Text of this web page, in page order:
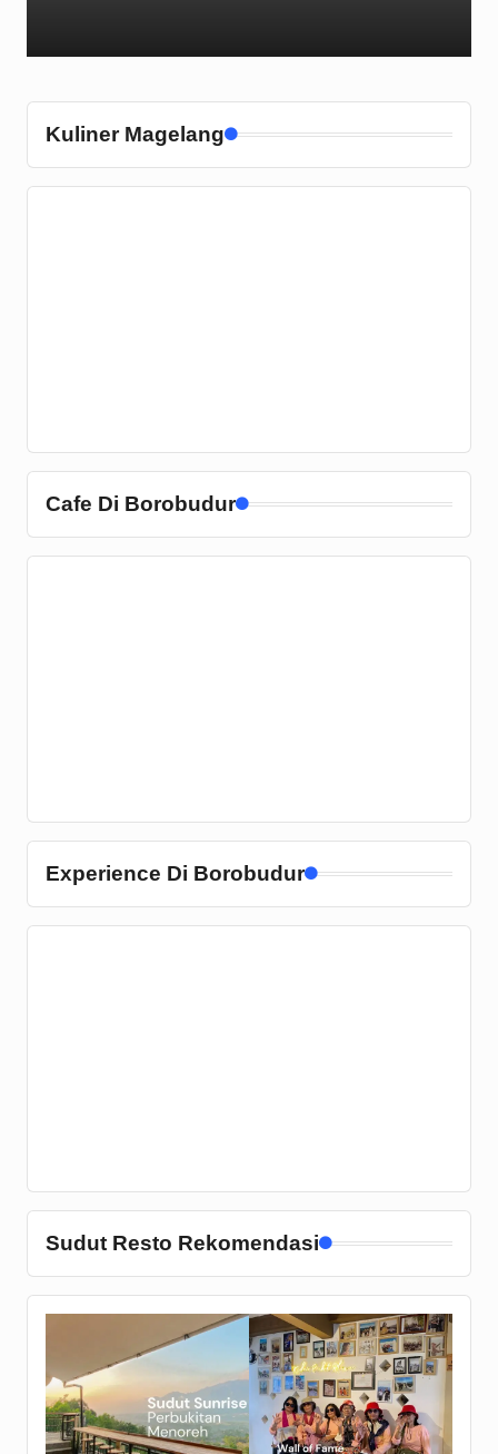
Kuliner Magelang
Cafe Di Borobudur
Experience Di Borobudur
Sudut Resto Rekomendasi